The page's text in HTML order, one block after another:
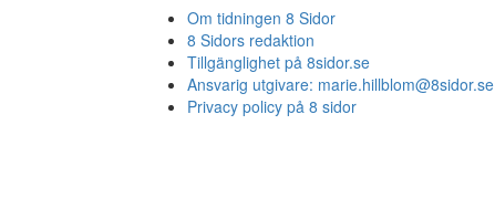
Om tidningen 8 Sidor
8 Sidors redaktion
Tillgänglighet på 8sidor.se
Ansvarig utgivare: marie.hillblom@8sidor.se
Privacy policy på 8 sidor